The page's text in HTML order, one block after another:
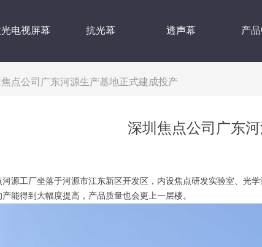
电视屏幕 抗光幕 透声幕 产
工厂坐落于河源市江东新区开发区，内设焦点研发实验室、光学
产能得到大幅度提高，产品质量也会更上一层楼。
深圳焦点公司广东
点公司广东河源生产基地正式建成投产